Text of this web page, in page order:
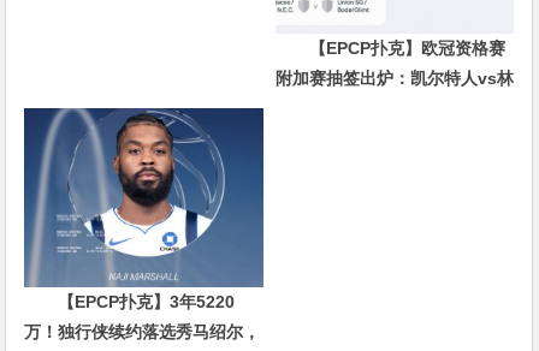
【EPCP扑克】欧冠资格赛
附加赛抽签出炉：凯尔特人vs林
【EPCP扑克】3年5220
万！独行侠续约落选秀马绍尔，